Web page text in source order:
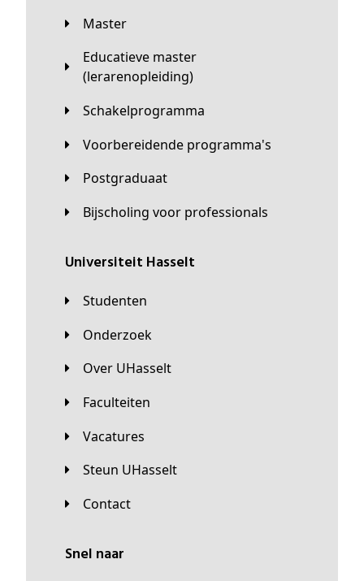
Master
Educatieve master
(lerarenopleiding)
Schakelprogramma
Voorbereidende programma's
Postgraduaat
Bijscholing voor professionals
universiteit Hasselt
Studenten
Onderzoek
Over UHasselt
Faculteiten
Vacatures
Steun UHasselt
Contact
Snel naar